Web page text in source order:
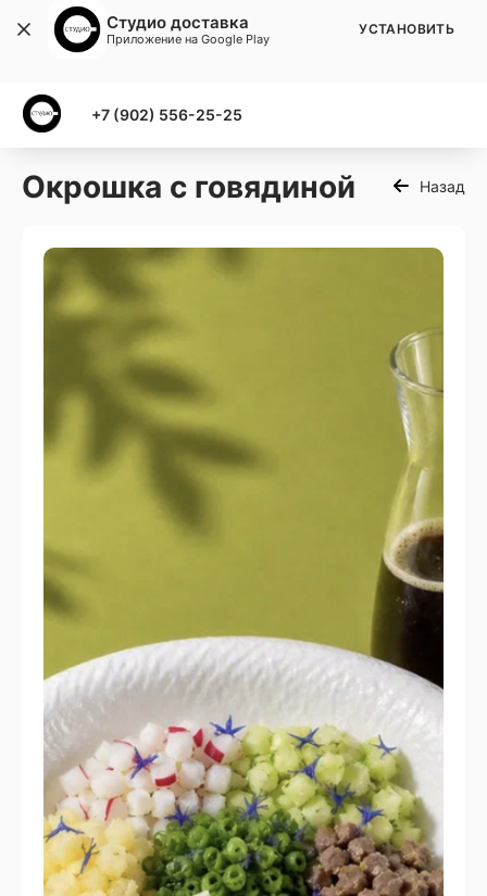
+7 (902) 556-25-25
Окрошка с говядиной Назад
Студио доставка
Приложение на Google Play
УСТАНОВИТЬ